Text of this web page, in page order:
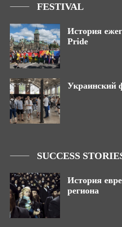
FESTIVAL
История
Pride
Украинский
SUCCESS
История
региона